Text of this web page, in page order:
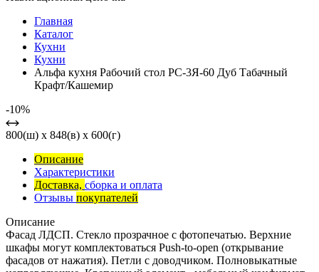
Главная
Каталог
Кухни
Кухни
Альфа кухня Рабочий стол РС-3Я-60 Дуб Табачный
Крафт/Кашемир
-10%
800(ш) x 848(в) x 600(г)
Описание
Характеристики
Доставка, сборка и оплата
Отзывы покупателей
Описание
Фасад ЛДСП. Стекло прозрачное с фотопечатью. Верхние
шкафы могут комплектоваться Push-to-open (открывание
фасадов от нажатия). Петли с доводчиком. Полновыкатные